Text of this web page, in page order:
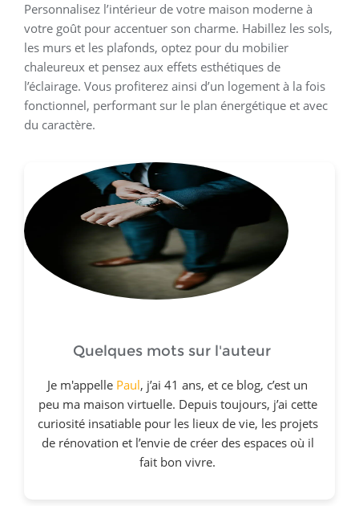
Personnalisez l’intérieur de votre maison moderne à
votre goût pour accentuer son charme. Habillez les sols,
les murs et les plafonds, optez pour du mobilier
chaleureux et pensez aux effets esthétiques de
l’éclairage. Vous profiterez ainsi d’un logement à la fois
fonctionnel, performant sur le plan énergétique et avec
du caractère.
Quelques mots sur l'auteur
Je m'appelle Paul, j’ai 41 ans, et ce blog, c’est un
peu ma maison virtuelle. Depuis toujours, j’ai cette
curiosité insatiable pour les lieux de vie, les projets
de rénovation et l’envie de créer des espaces où il
fait bon vivre.